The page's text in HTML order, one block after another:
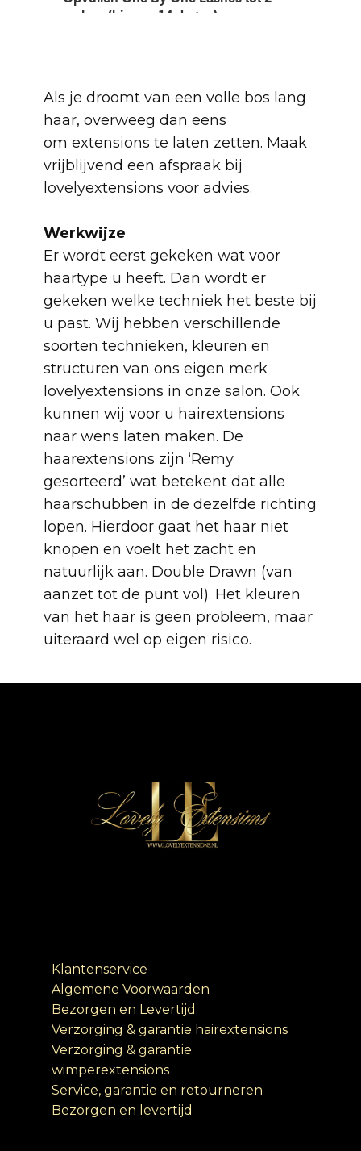
Als je droomt van een volle bos lang
haar, overweeg dan eens
om extensions te laten zetten. Maak
vrijblijvend een afspraak bij
lovelyextensions voor advies.
Werkwijze
Er wordt eerst gekeken wat voor
haartype u heeft. Dan wordt er
gekeken welke techniek het beste bij
u past. Wij hebben verschillende
soorten technieken, kleuren en
structuren van ons eigen merk
lovelyextensions in onze salon. Ook
kunnen wij voor u hairextensions
naar wens laten maken. De
haarextensions zijn ‘Remy
gesorteerd’ wat betekent dat alle
haarschubben in de dezelfde richting
lopen. Hierdoor gaat het haar niet
knopen en voelt het zacht en
natuurlijk aan. Double Drawn (van
aanzet tot de punt vol). Het kleuren
van het haar is geen probleem, maar
uiteraard wel op eigen risico.
Klantenservice
Algemene Voorwaarden
Bezorgen en Levertijd
Verzorging & garantie hairextensions
Verzorging & garantie
wimperextensions
Service, garantie en retourneren
Bezorgen en levertijd